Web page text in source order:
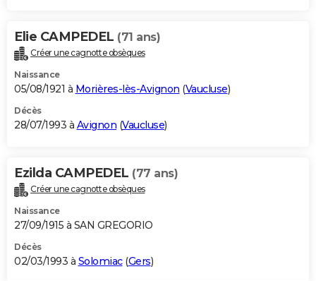
Elie CAMPEDEL (71 ans)
Créer une cagnotte obsèques
Naissance
05/08/1921 à Morières-lès-Avignon (Vaucluse)
Décès
28/07/1993 à Avignon (Vaucluse)
Ezilda CAMPEDEL (77 ans)
Créer une cagnotte obsèques
Naissance
27/09/1915 à SAN GREGORIO
Décès
02/03/1993 à Solomiac(Gers)